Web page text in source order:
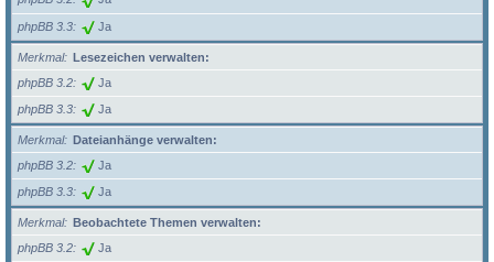
phpBB 3.3 Ja
Merkmal
Lesezeichen verwalten:
phpBB 3.2
Ja
phpBB 3.3 Ja
Merkmal
Dateianhänge verwalten:
phpBB 3.2
Ja
phpBB 3.3 Ja
Merkmal
Beobachtete Themen verwalten:
phpBB 3.2
Ja